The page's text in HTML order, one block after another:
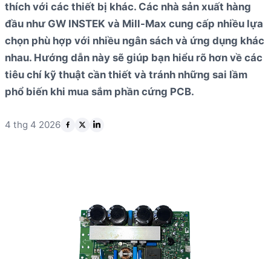
thích với các thiết bị khác. Các nhà sản xuất hàng
đầu như GW INSTEK và Mill-Max cung cấp nhiều lựa
chọn phù hợp với nhiều ngân sách và ứng dụng khác
nhau. Hướng dẫn này sẽ giúp bạn hiểu rõ hơn về các
tiêu chí kỹ thuật cần thiết và tránh những sai lầm
phổ biến khi mua sắm phần cứng PCB.
4 thg 4 2026